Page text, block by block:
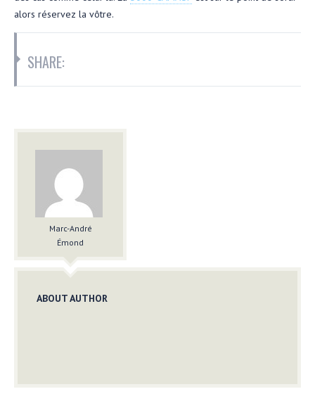
alors réservez la vôtre.
SHARE:
Marc-André
Émond
ABOUT AUTHOR